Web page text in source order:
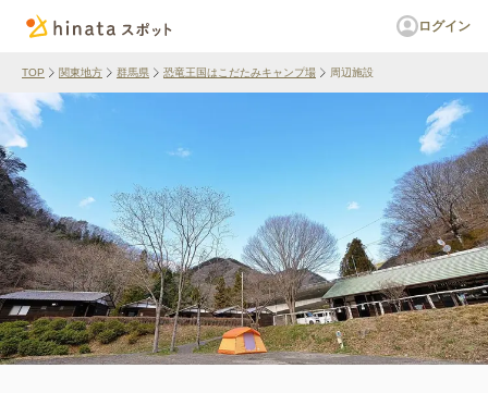
ログイン
TOP 関東地方 群馬県 恐竜王国はこだたみキャンプ場 周辺施設